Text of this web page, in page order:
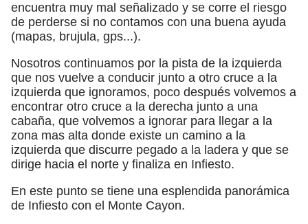
encuentra muy mal señalizado y se corre el riesgo
de perderse si no contamos con una buena ayuda
(mapas, brujula, gps...).
Nosotros continuamos por la pista de la izquierda
que nos vuelve a conducir junto a otro cruce a la
izquierda que ignoramos, poco después volvemos a
encontrar otro cruce a la derecha junto a una
cabaña, que volvemos a ignorar para llegar a la
zona mas alta donde existe un camino a la
izquierda que discurre pegado a la ladera y que se
dirige hacia el norte y finaliza en Infiesto.
En este punto se tiene una esplendida panorámica
de Infiesto con el Monte Cayon.